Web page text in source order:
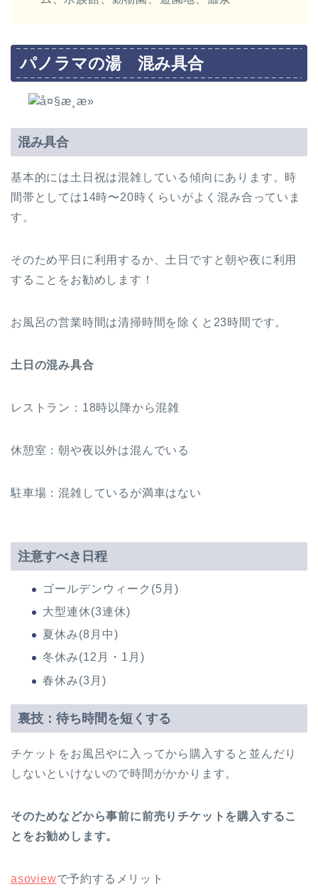
パノラマの湯 混み具合
混み具合
基本的には土日祝は混雑している傾向にあります。時
間帯としては14時〜20時くらいがよく混み合っていま
す。
そのため平日に利用するか、土日ですと朝や夜に利用
することをお勧めします！
お風呂の営業時間は清掃時間を除くと23時間です。
土日の混み具合
レストラン：18時以降から混雑
休憩室：朝や夜以外は混んでいる
駐車場：混雑しているが満車はない
注意すべき日程
ゴールデンウィーク(5月)
大型連休(3連休)
夏休み(8月中)
冬休み(12月・1月)
春休み(3月)
裏技：待ち時間を短くする
チケットをお風呂やに入ってから購入すると並んだり
しないといけないので時間がかかります。
そのためなどから事前に前売りチケットを購入するこ
とをお勧めします。
asoviewで予約するメリット